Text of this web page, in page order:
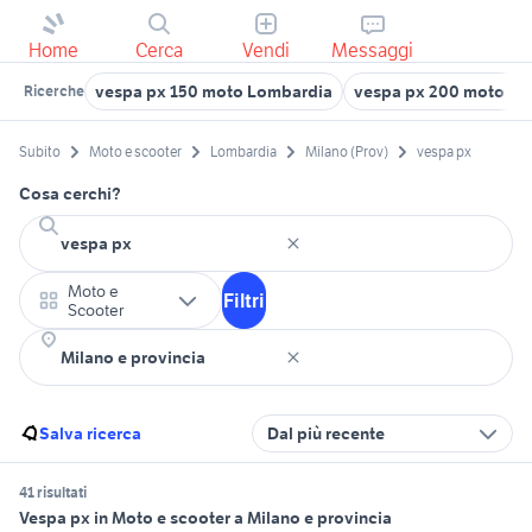
Home Cerca Vendi Messaggi
Ricerche vespa px 150 moto Lombardia vespa px 200 moto
Subito Moto e scooter Lombardia Milano (Prov) vespa px
Cosa cerchi?
Moto e
Scooter
Filtri
Salva ricerca Dal più recente
41 risultati
Vespa px in Moto e scooter a Milano e provincia